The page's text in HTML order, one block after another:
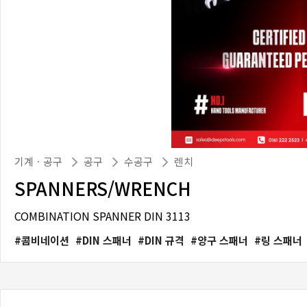
기계ㆍ공구 공구 수공구 렌치
SPANNERS/WRENCH
COMBINATION SPANNER DIN 3113
콤비네이션 DIN 스패너 DIN 규격 양구 스패너 링 스패너